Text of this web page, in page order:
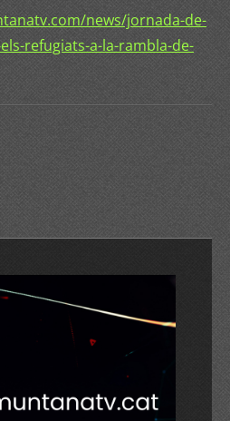
news/jornada-de-
refugiats-a-la-rambla-de-